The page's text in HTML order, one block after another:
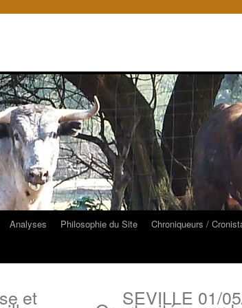
Analyses Philosophie du Site Chroniqueurs /
et SEVILLE 01/